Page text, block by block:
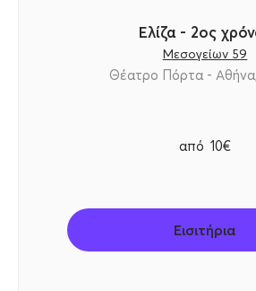
Ελίζα - 2ος
Μεσογείων 59
Θέατρο Πόρτα - Αθήνα,
από 10€
Εισιτήρια